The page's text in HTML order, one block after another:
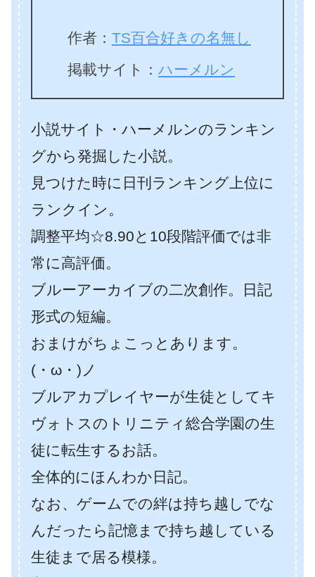
作者： TS百合好きの名無し
掲載サイト： ハーメルン
小説サイト・ハーメルンのランキン
グから発掘した小説。
見つけた時に日刊ランキング上位に
ランクイン。
調整平均☆8.90と10段階評価では非
常に高評価。
ブルーアーカイブの二次創作。日記
形式の短編。
おまけがちょこっとあります。
(・ω・)ノ
ブルアカプレイヤーが生徒としてキ
ヴォトスのトリニティ総合学園の生
徒に転生するお話。
全体的にほんわか日記。
なお、ゲームでの絆は持ち越しでな
んだったら記憶まで持ち越している
生徒まで居る模様。